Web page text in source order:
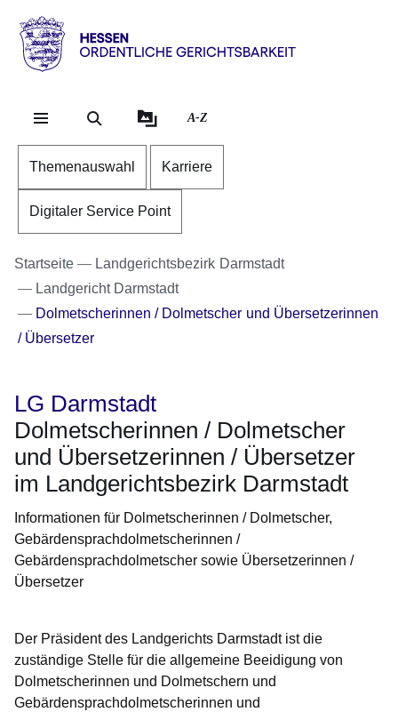
Direkt zum Kopf der
Direkt zum Inhalt
Direkt zum Fuß der
Hessen
Ordentliche
Gerichtsbarkeit
A-Z
Themenauswahl Karriere
Digitaler Service Point
Startseite
Landgerichtsbezirk Darmstadt
Landgericht Darmstadt
Dolmetscherinnen / Dolmetscher und Übersetzerinnen
/ Übersetzer
LG Darmstadt
Dolmetscherinnen / Dolmetscher
und Übersetzerinnen / Übersetzer
im Landgerichtsbezirk Darmstadt
Informationen für Dolmetscherinnen / Dolmetscher,
Gebärdensprachdolmetscherinnen /
Gebärdensprachdolmetscher sowie Übersetzerinnen /
Übersetzer
Der Präsident des Landgerichts Darmstadt ist die
zuständige Stelle für die allgemeine Beeidigung von
Dolmetscherinnen und Dolmetschern und
Gebärdensprachdolmetscherinnen und